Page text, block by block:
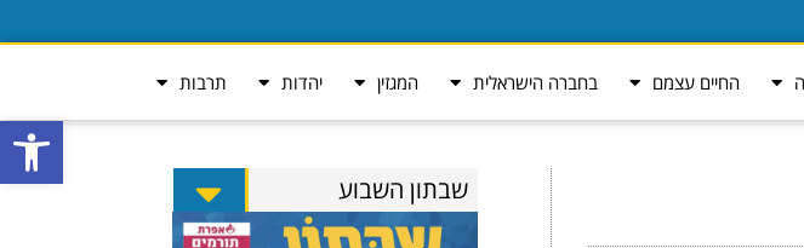
פתח
החיים עצמם בחברה הישראלית המגזין יהדות תרבות
שבתון השבוע